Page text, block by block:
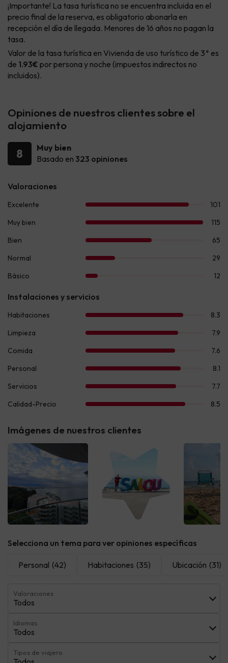
¡Importante! La tasa turística no se encuentra incluida en el
precio final de la reserva, es obligatorio abonarla en
recepción el día de llegada. Menores de 16 años no pagan la
tasa.
Valor de la tasa turística en Vivienda de uso turístico de 3* es
de 1.93€ por persona y noche (impuestos indirectos no
incluidos).
Opiniones de nuestros clientes sobre el
alojamiento
8
Muy bien
Basado en 323 opiniones
Imágenes de nuestros clientes
Selecciona un tema para ver opiniones específicas
Personal (42) Habitaciones (35) Ubicación (31)
Valoraciones
Todos
Idiomas
Todos
Tipos de viajero